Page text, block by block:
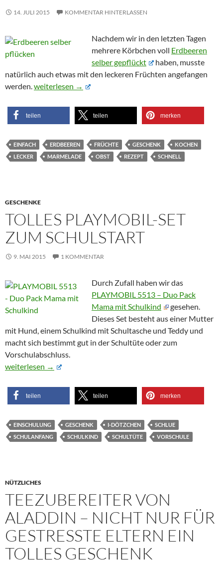
14. JULI 2015 KOMMENTAR HINTERLASSEN
Nachdem wir in den letzten Tagen
mehrere Körbchen voll Erdbeeren
selber gepflückt
haben, musste
natürlich auch etwas mit den leckeren Früchten angefangen
werden.Leckere und fruchtige Erdbeermarmelade
weiterlesen →
teilen teilen merken
EINFACH ERDBEEREN FRÜCHTE GESCHENK
KOCHEN
LECKER
MARMELADE OBST REZEPT SCHNELL
GESCHENKE
TOLLES PLAYMOBIL-SET
ZUM SCHULSTART
9. MAI 2015 1 KOMMENTAR
Durch Zufall haben wir das
PLAYMOBIL 5513 – Duo Pack
Mama mit Schulkind
gesehen.
Dieses Set besteht aus einer Mutter
mit Hund, einem Schulkind mit Schultasche und Teddy und
macht sich bestimmt gut in der Schultüte oder zum
Vorschulabschluss.
Tolles Playmobil-Set zum Schulstart
weiterlesen →
teilen teilen merken
EINSCHULUNG GESCHENK I-DÖTZCHEN
SCHLUE
SCHULANFANG
SCHULKIND SCHULTÜTE VORSCHULE
NÜTZLICHES
TEEZUBEREITER VON
ALADDIN – NICHT NUR FÜR
GESTRESSTE ELTERN EIN
TOLLES GESCHENK